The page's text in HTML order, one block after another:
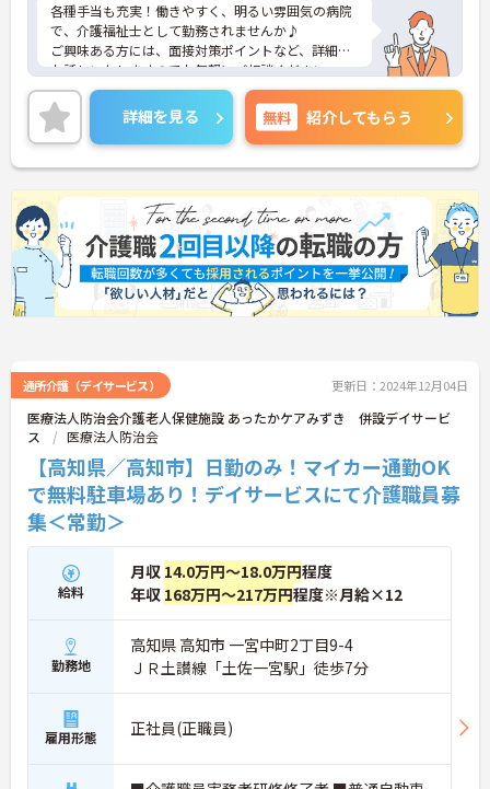
各種手当も充実！働きやすく、明るい雰囲気の病院
で、介護福祉士として勤務されませんか♪
ご興味ある方には、面接対策ポイントなど、詳細を
お話しいたしますのでお気軽にご相談ください。
詳細を見る 無料 紹介してもらう
通所介護（デイサービス） 更新日：2024年12月04日
医療法人防治会介護老人保健施設 あったかケアみずき 併設デイサービ
ス
医療法人防治会
【高知県／高知市】日勤のみ！マイカー通勤OK
で無料駐車場あり！デイサービスにて介護職員募
集＜常勤＞
給料
月収 14.0万円～18.0万円程度
年収 168万円～217万円程度※月給×12
勤務地
高知県 高知市 一宮中町2丁目9-4
ＪＲ土讃線「土佐一宮駅」徒歩7分
雇用形態 正社員(正職員)